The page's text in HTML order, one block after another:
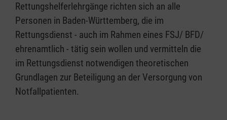
Rettungshelferlehrgänge richten sich an alle
Personen in Baden-Württemberg, die im
Rettungsdienst - auch im Rahmen eines FSJ/ BFD/
ehrenamtlich - tätig sein wollen und vermitteln die
im Rettungsdienst notwendigen theoretischen
Grundlagen zur Beteiligung an der Versorgung von
Notfallpatienten.